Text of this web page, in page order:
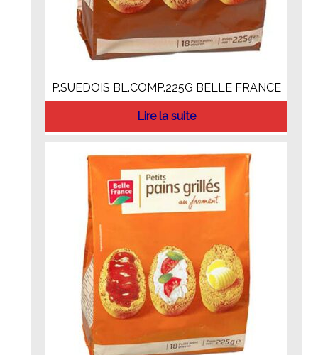
P.SUEDOIS BL.COMP.225G BELLE FRANCE
Lire la suite